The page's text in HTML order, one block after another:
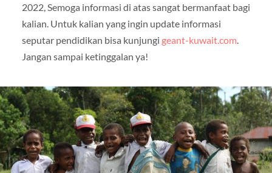
2022, Semoga informasi di atas sangat bermanfaat bagi
kalian. Untuk kalian yang ingin update informasi
seputar pendidikan bisa kunjungi geant-kuwait.com.
Jangan sampai ketinggalan ya!